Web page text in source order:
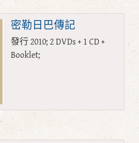
密勒日巴傳記
發行 2010; 2 DVDs + 1 CD +
Booklet;